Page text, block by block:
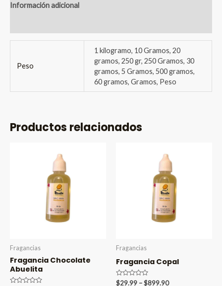
Información adicional
Peso
1 kilogramo, 10 Gramos, 20
gramos, 250 gr, 250 Gramos, 30
gramos, 5 Gramos, 500 gramos,
60 gramos, Gramos, Peso
Productos relacionados
Fragancias
Fragancia Chocolate
Abuelita
Fragancias
Fragancia Copal
Valorado
$29.99 –$899.90Price